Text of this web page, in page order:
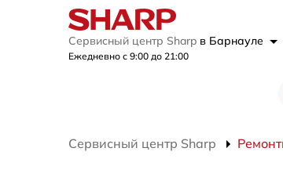
Сервисный центр Sharp в Барнауле
Ежедневно с 9:00 до 21:00
Сервисный центр Sharp